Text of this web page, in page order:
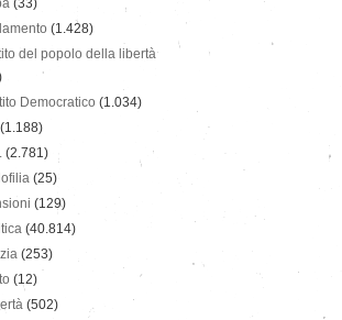
(33)
(1.428)
del popolo della libertà
Democratico (1.034)
(1.188)
(2.781)
(25)
(129)
(40.814)
(253)
(12)
(502)